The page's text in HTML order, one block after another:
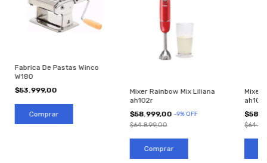
Fabrica De Pastas Winco
W180
$53.999,00
Mixer Rainbow Mix Liliana
ah102r
$58.999,00 -9%OFF
$64.899,00
Mixer
ah101b